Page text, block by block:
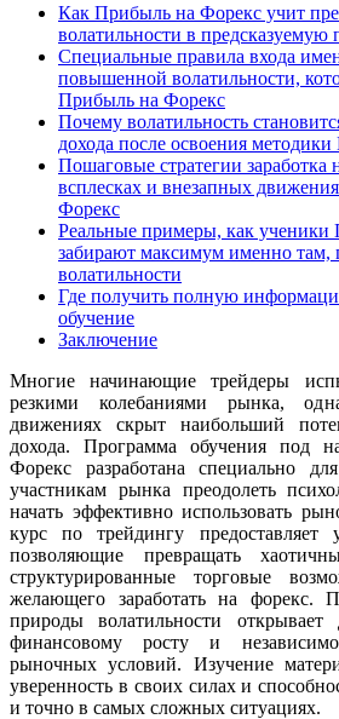
Как Прибыль на Форекс учит
волатильности в предсказуемую
Специальные правила входа
повышенной волатильности,
Прибыль на Форекс
Почему волатильность
дохода после освоения
Пошаговые стратегии заработка
всплесках и внезапных
Форекс
Реальные примеры, как
забирают максимум именно там,
волатильности
Где получить полную
обучение
Заключение
Многие начинающие трейдеры
резкими колебаниями рынка,
движениях скрыт наибольший
дохода. Программа обучения под
Форекс разработана специально
участникам рынка преодолеть
начать эффективно использовать
курс по трейдингу предоставляет
позволяющие превращать
структурированные торговые
желающего заработать на форекс.
природы волатильности
финансовому росту и
рыночных условий. Изучение
уверенность в своих силах и
и точно в самых сложных ситуациях.